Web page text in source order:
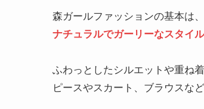
森ガールファッションの基本は、
ナチュラルでガーリーなスタイル
ふわっとしたシルエットや重ね
ピースやスカート、ブラウスな